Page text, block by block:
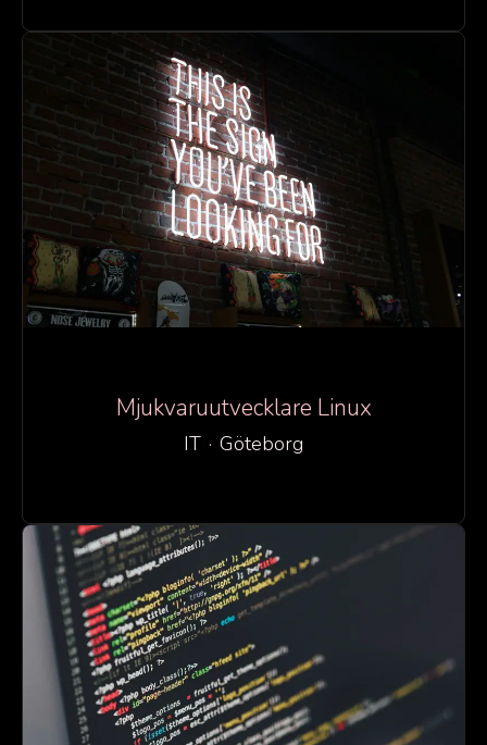
Mjukvaruutvecklare Linux
IT · Göteborg